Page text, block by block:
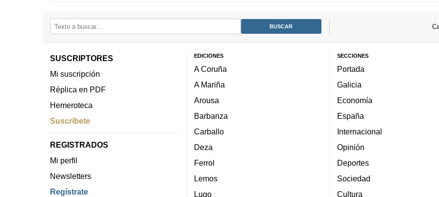
SUSCRIPTORES
Mi suscripción
Réplica en PDF
Hemeroteca
Suscríbete
REGISTRADOS
Mi perfil
Newsletters
Regístrate
EDICIONES
A Coruña
A Mariña
Arousa
Barbanza
Carballo
Deza
Ferrol
Lemos
Lugo
SECCIONES
Portada
Galicia
Economía
España
Internacional
Opinión
Deportes
Sociedad
Cultura